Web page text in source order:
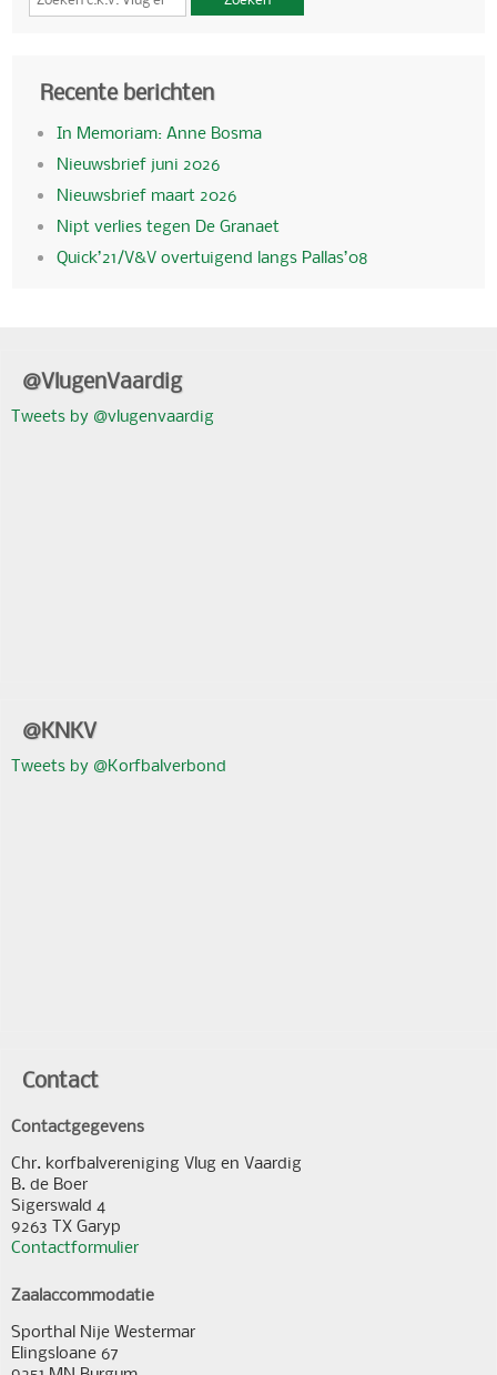
Recente berichten
In Memoriam: Anne Bosma
Nieuwsbrief juni 2026
Nieuwsbrief maart 2026
Nipt verlies tegen De Granaet
Quick’21/V&V overtuigend langs Pallas’08
@VlugenVaardig
Tweets by @vlugenvaardig
@KNKV
Tweets by @Korfbalverbond
Contact
Contactgegevens
Chr. korfbalvereniging Vlug en Vaardig
B. de Boer
Sigerswald 4
9263 TX Garyp
Contactformulier
Zaalaccommodatie
Sporthal Nije Westermar
Elingsloane 67